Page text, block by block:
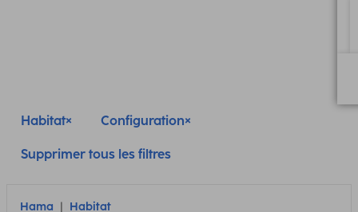
Habitat Configuration
Supprimer tous les filtres
Hama Habitat